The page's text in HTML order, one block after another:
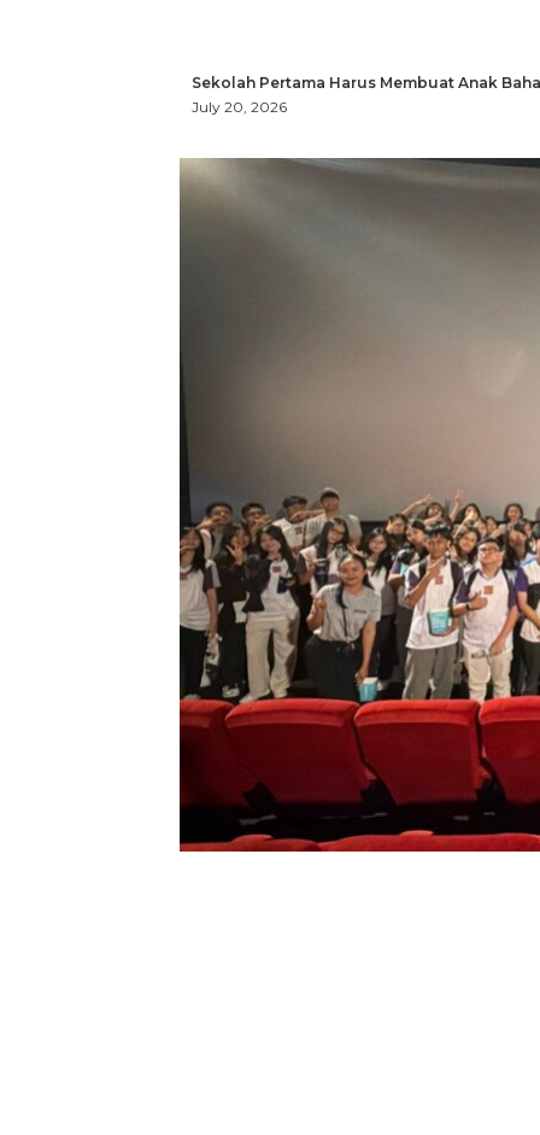
Sekolah Pertama Harus Membuat Anak
July 20, 2026